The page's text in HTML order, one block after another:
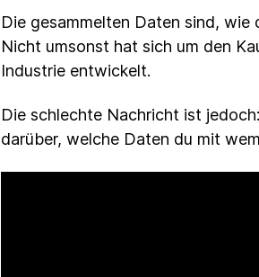
Die gesammelten Daten sind,
Nicht umsonst hat sich um den
Industrie entwickelt.
Die schlechte Nachricht ist
darüber, welche Daten du mit